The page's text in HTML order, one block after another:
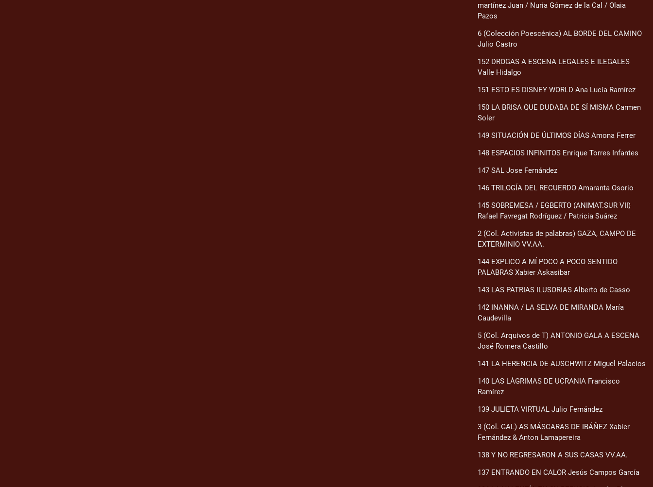
martínez Juan / Nuria Gómez de la Cal / Olaia
Pazos
6 (Colección Poescénica) AL BORDE DEL CAMINO
Julio Castro
152 DROGAS A ESCENA LEGALES E ILEGALES
Valle Hidalgo
151 ESTO ES DISNEY WORLD Ana Lucía Ramírez
150 LA BRISA QUE DUDABA DE SÍ MISMA Carmen
Soler
149 SITUACIÓN DE ÚLTIMOS DÍAS Amona Ferrer
148 ESPACIOS INFINITOS Enrique Torres Infantes
147 SAL Jose Fernández
146 TRILOGÍA DEL RECUERDO Amaranta Osorio
145 SOBREMESA / EGBERTO (ANIMAT.SUR VII)
Rafael Favregat Rodríguez / Patricia Suárez
2 (Col. Activistas de palabras) GAZA, CAMPO DE
EXTERMINIO VV.AA.
144 EXPLICO A MÍ POCO A POCO SENTIDO
PALABRAS Xabier Askasibar
143 LAS PATRIAS ILUSORIAS Alberto de Casso
142 INANNA / LA SELVA DE MIRANDA María
Caudevilla
5 (Col. Arquivos de T) ANTONIO GALA A ESCENA
José Romera Castillo
141 LA HERENCIA DE AUSCHWITZ Miguel Palacios
140 LAS LÁGRIMAS DE UCRANIA Francisco
Ramírez
139 JULIETA VIRTUAL Julio Fernández
3 (Col. GAL) AS MÁSCARAS DE IBÁÑEZ Xabier
Fernández & Anton Lamapereira
138 Y NO REGRESARON A SUS CASAS VV.AA.
137 ENTRANDO EN CALOR Jesús Campos García